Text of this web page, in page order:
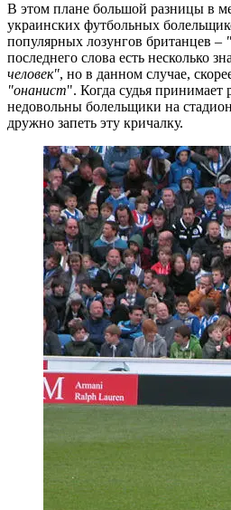
В этом плане большой разницы в
украинских футбольных
популярных лозунгов британцев –
последнего слова есть несколько
человек", но в данном случае,
"онанист". Когда судья
недовольны болельщики на
дружно запеть эту кричалку.